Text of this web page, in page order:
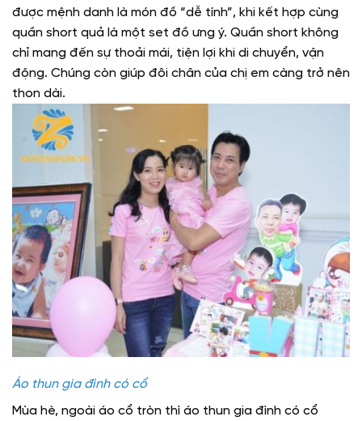
được mệnh danh là món đồ “dễ tính”, khi kết hợp cùng
quần short quả là một set đồ ưng ý. Quần short không
chỉ mang đến sự thoải mái, tiện lợi khi di chuyển, vận
động. Chúng còn giúp đôi chân của chị em càng trở nên
thon dài.
Áo thun gia đình có cổ
Mùa hè, ngoài áo cổ tròn thì áo thun gia đình có cổ